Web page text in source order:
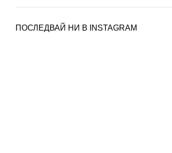
ПОСЛЕДВАЙ НИ В INSTAGRAM